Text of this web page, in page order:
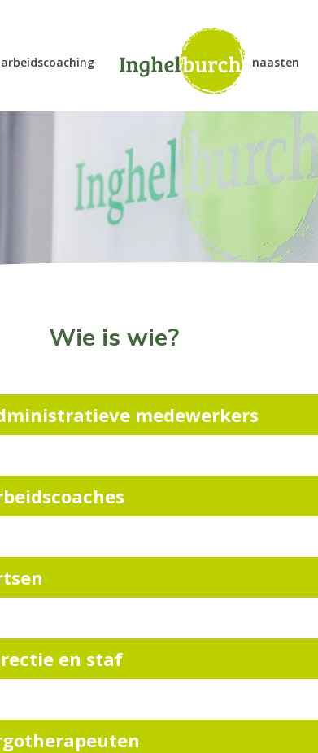
arbeidscoaching naasten
Wie is wie?
medewerkers
en staf